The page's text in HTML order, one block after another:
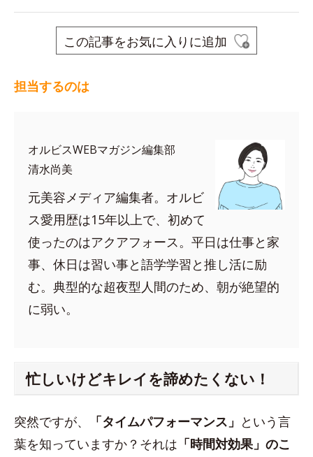
この記事をお気に入りに追加
担当するのは
オルビスWEBマガジン編集部
清水尚美
元美容メディア編集者。オルビ
ス愛用歴は15年以上で、初めて
使ったのはアクアフォース。平日は仕事と家
事、休日は習い事と語学学習と推し活に励
む。典型的な超夜型人間のため、朝が絶望的
に弱い。
忙しいけどキレイを諦めたくない！
突然ですが、 「タイムパフォーマンス」 という言
葉を知っていますか？それは 「時間対効果」のこ